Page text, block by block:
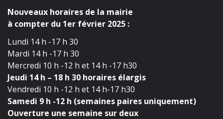
Nouveaux horaires de la mairie
à compter du 1er février 2025 :
Lundi 14 h -17 h 30
Mardi 14 h -17 h 30
Mercredi 10 h -12 h et 14 h -17 h30
Jeudi 14 h – 18 h 30 horaires élargis
Vendredi 10 h -12 h et 14 h-17 h30
Samedi 9 h -12 h (semaines paires uniquement)
Ouverture une semaine sur deux